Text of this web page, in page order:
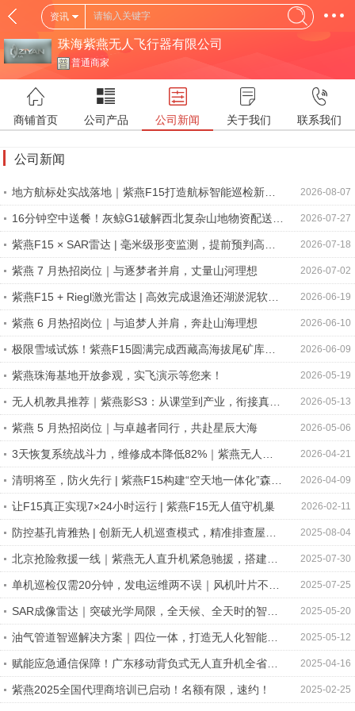
资讯
珠海紫燕无人飞行器有限公司
普通商家
商铺首页 公司产品 公司新闻 关于我们 联系我们
公司新闻
地方航标处实战落地｜紫燕F15打造航标智能巡检新范
式
2026-08-07
16分钟空中送餐！灰鲸G1破解西北复杂山地物资配送难
题
2026-07-27
紫燕F15 × SAR雷达 | 毫米级形变监测，提前预判高
速、大坝、尾矿库边坡地质隐患
2026-07-18
紫燕 7 月热招岗位｜与逐梦者并肩，丈量山河理想 2026-07-02
紫燕F15 + Riegl激光雷达 | 高效完成退渔还湖淤泥软基
全域测绘
2026-06-19
紫燕 6 月热招岗位｜与追梦人并肩，奔赴山海理想 2026-06-10
极限雪域试炼！紫燕F15圆满完成西藏高海拔尾矿库全
工况巡检实测
2026-06-09
紫燕珠海基地开放参观，实飞演示等您来！ 2026-05-19
无人机教具推荐｜紫燕影S3：从课堂到产业，衔接真实
应用的科创载体
2026-05-13
紫燕 5 月热招岗位｜与卓越者同行，共赴星辰大海 2026-05-06
3天恢复系统战斗力，维修成本降低82%｜紫燕无人机
4S服务实战案例
2026-04-21
清明将至，防火先行 | 紫燕F15构建“空天地一体化”森林
防护体系
2026-04-09
让F15真正实现7×24小时运行 | 紫燕F15无人值守机巢 2026-02-11
防控基孔肯雅热 | 创新无人机巡查模式，精准排查屋顶
蚊虫孳生隐患
2025-08-04
北京抢险救援一线｜紫燕无人直升机紧急驰援，搭建灾
区通信“生命线”
2025-07-30
单机巡检仅需20分钟，发电运维两不误｜风机叶片不停
机智能巡检解决方案
2025-07-25
SAR成像雷达｜突破光学局限，全天候、全天时的智能
侦察与监测解决方案
2025-05-20
油气管道智巡解决方案｜四位一体，打造无人化智能巡
检闭环！
2025-05-12
赋能应急通信保障！广东移动背负式无人直升机全省应
急实操培训圆满举行
2025-04-16
紫燕2025全国代理商培训已启动！名额有限，速约！ 2025-02-25